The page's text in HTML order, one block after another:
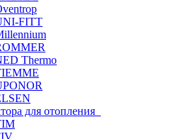
FITT
Thermo
для отопления